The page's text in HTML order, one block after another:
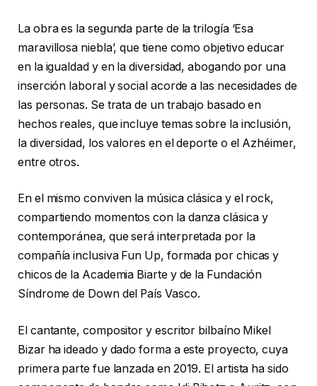
La obra es la segunda parte de la trilogía ‘Esa
maravillosa niebla’, que tiene como objetivo educar
en la igualdad y en la diversidad, abogando por una
inserción laboral y social acorde a las necesidades de
las personas. Se trata de un trabajo basado en
hechos reales, que incluye temas sobre la inclusión,
la diversidad, los valores en el deporte o el Azhéimer,
entre otros.
En el mismo conviven la música clásica y el rock,
compartiendo momentos con la danza clásica y
contemporánea, que será interpretada por la
compañía inclusiva Fun Up, formada por chicas y
chicos de la Academia Biarte y de la Fundación
Síndrome de Down del País Vasco.
El cantante, compositor y escritor bilbaíno Mikel
Bizar ha ideado y dado forma a este proyecto, cuya
primera parte fue lanzada en 2019. El artista ha sido